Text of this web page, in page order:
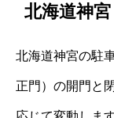
北海道神
北海道神宮の駐
正門）の開門と